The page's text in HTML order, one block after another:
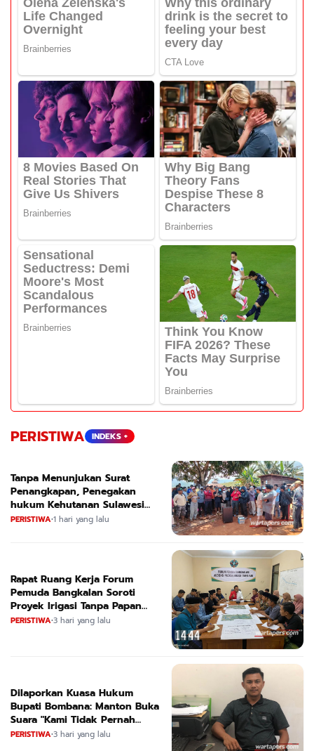
PERISTIWA INDEKS +
Tanpa Menunjukan Surat
Penangkapan, Penegakan
hukum Kehutanan Sulawesi
Selatan Culik Petani Ladah Di
PERISTIWA•1 hari yang lalu
Rapat Ruang Kerja Forum
Pemuda Bangkalan Soroti
Proyek Irigasi Tanpa Papan
Nama
PERISTIWA•3 hari yang lalu
Dilaporkan Kuasa Hukum
Bupati Bombana: Manton Buka
Suara "Kami Tidak Pernah
Menutup Ruang Hak Jawab"
PERISTIWA•3 hari yang lalu